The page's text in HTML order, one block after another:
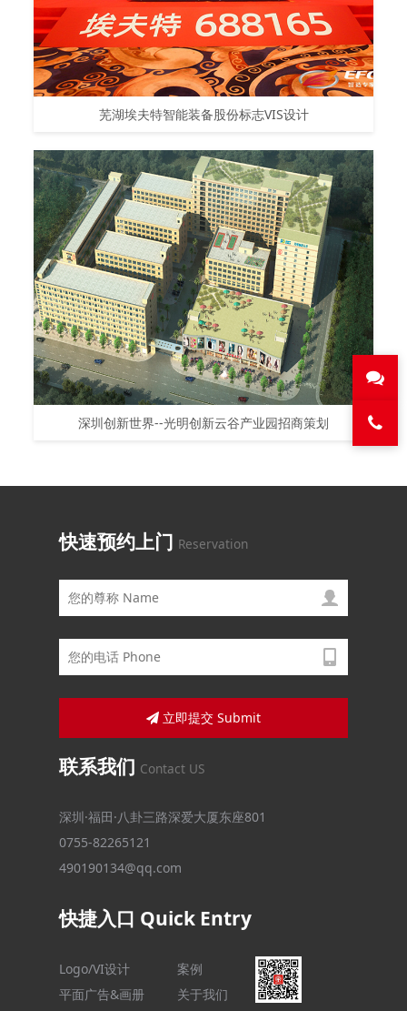
芜湖埃夫特智能装备股份标志VIS设计
深圳创新世界--光明创新云谷产业园招商策划
快速预约上门 Reservation
立即提交 Submit
联系我们 Contact US
深圳·福田·八卦三路深爱大厦东座801
0755-82265121
490190134@qq.com
快捷入口 Quick Entry
Logo/VI设计
平面广告&画册
案例
关于我们